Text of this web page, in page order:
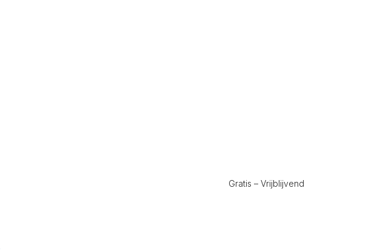
Gratis – Vrijblijvend